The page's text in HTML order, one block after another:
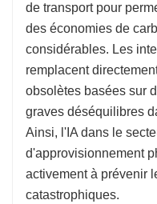
de transport pour
des économies de
considérables. Les
remplacent
obsolètes basées sur
graves déséquilibres
Ainsi, l'IA dans le
d'approvisionnement
activement à prévenir
catastrophiques.